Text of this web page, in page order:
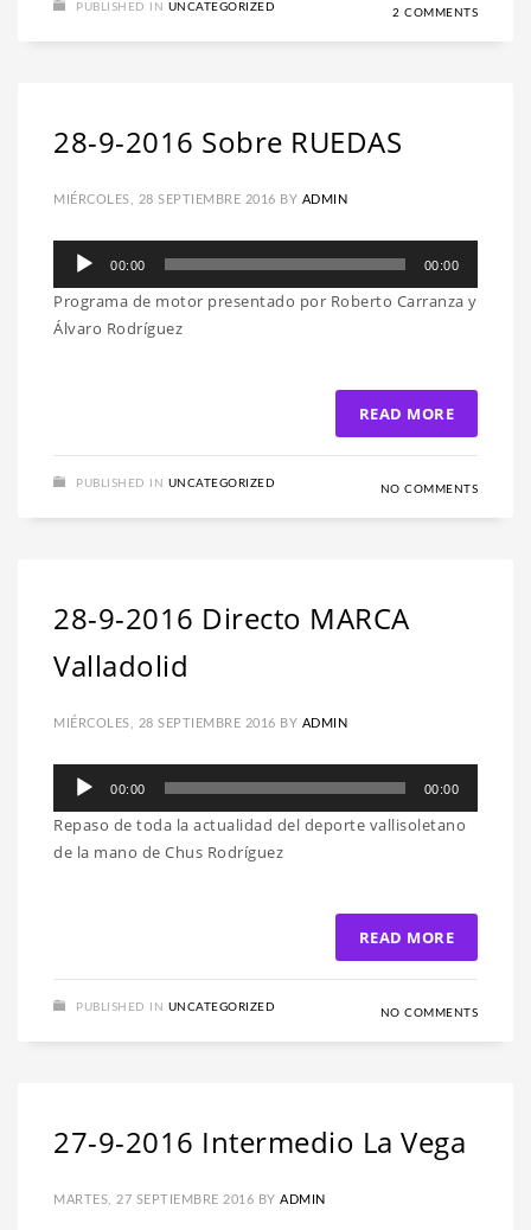
PUBLISHED IN UNCATEGORIZED 2 COMMENTS
28-9-2016 Sobre RUEDAS
MIÉRCOLES, 28 SEPTIEMBRE 2016 BY ADMIN
Reproductor
audio
00:00 00:00
Programa de motor presentado por Roberto Carranza y
Álvaro Rodríguez
READ MORE
PUBLISHED IN UNCATEGORIZED NO COMMENTS
28-9-2016 Directo MARCA
Valladolid
MIÉRCOLES, 28 SEPTIEMBRE 2016 BY ADMIN
Reproductor
audio
00:00 00:00
Repaso de toda la actualidad del deporte vallisoletano
de la mano de Chus Rodríguez
READ MORE
PUBLISHED IN UNCATEGORIZED NO COMMENTS
27-9-2016 Intermedio La Vega
MARTES, 27 SEPTIEMBRE 2016 BY ADMIN